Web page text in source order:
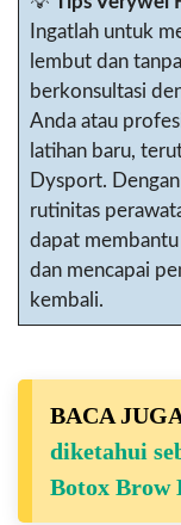
Ingatlah untuk
lembut dan
berkonsultasi
Anda atau
latihan baru,
Dysport.
rutinitas
dapat
dan mencapai
kembali.
BACA
diketahui
Botox Brow